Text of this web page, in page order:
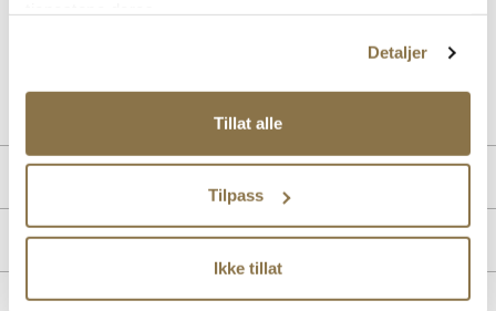
Detaljer
Tillat alle
Tilpass
Ikke tillat
hverdagsbruk.
Overdel:Semsket skinn
Hælhøyde:8 mm
MERKE